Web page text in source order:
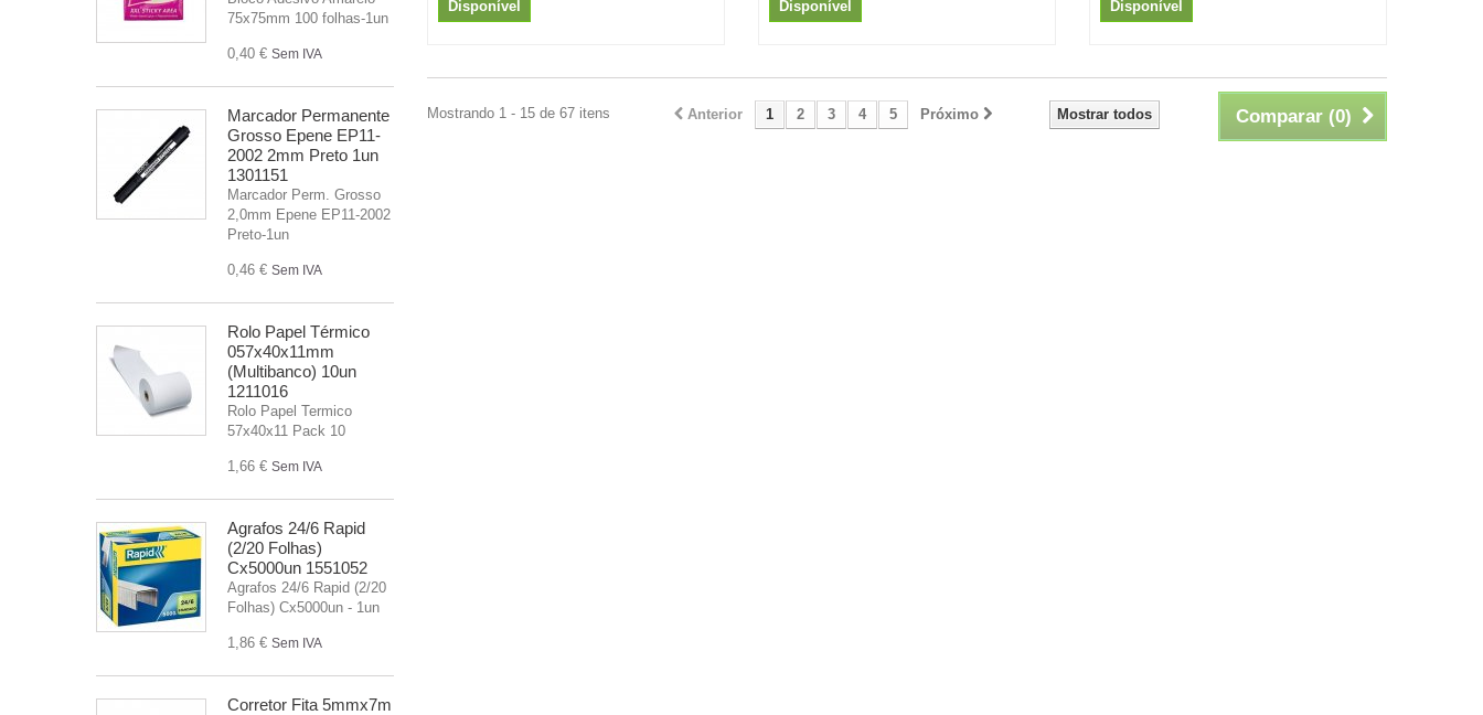
75x75mm 100 folhas-1un
0,40 € Sem IVA
Marcador Permanente
Grosso Epene EP11-
2002 2mm Preto 1un
1301151
Marcador Perm. Grosso
2,0mm Epene EP11-2002
Preto-1un
0,46 € Sem IVA
Rolo Papel Térmico
057x40x11mm
(Multibanco) 10un
1211016
Rolo Papel Termico
57x40x11 Pack 10
1,66 € Sem IVA
Agrafos 24/6 Rapid
(2/20 Folhas)
Cx5000un 1551052
Agrafos 24/6 Rapid (2/20
Folhas) Cx5000un - 1un
1,86 € Sem IVA
Corretor Fita 5mmx7m
Disponível Disponível Disponível
Comparar (0)
Mostrar todos
Anterior 1 2 3 4 5 Próximo
Mostrando 1 - 15 de 67 itens